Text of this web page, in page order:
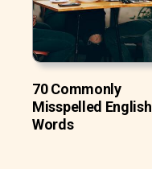
70 Commonly
Misspelled English
Words